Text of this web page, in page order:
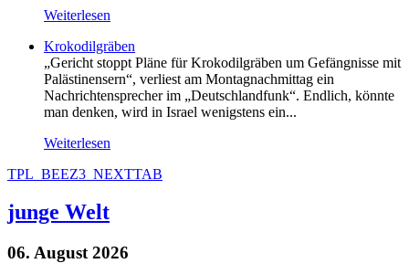
Weiterlesen
Krokodilgräben
„Gericht stoppt Pläne für Krokodilgräben um Gefängnisse mit
Palästinensern“, verliest am Montagnachmittag ein
Nachrichtensprecher im „Deutschlandfunk“. Endlich, könnte
man denken, wird in Israel wenigstens ein...
Weiterlesen
TPL_BEEZ3_NEXTTAB
junge Welt
06. August 2026